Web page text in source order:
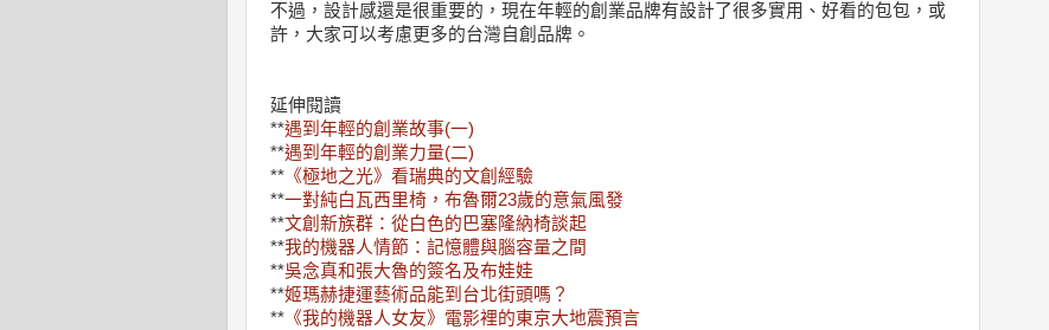
不過，設計感還是很重要的，現在年輕的創業品牌有設計了很多實用、好看的包包，或
許，大家可以考慮更多的台灣自創品牌。
延伸閱讀
**遇到年輕的創業故事(一)
**遇到年輕的創業力量(二)
** 《極地之光》看瑞典的文創經驗
**一對純白瓦西里椅，布魯爾23歲的意氣風發
**文創新族群：從白色的巴塞隆納椅談起
**我的機器人情節：記憶體與腦容量之間
**吳念真和張大魯的簽名及布娃娃
**姬瑪赫捷運藝術品能到台北街頭嗎？
** 《我的機器人女友》電影裡的東京大地震預言